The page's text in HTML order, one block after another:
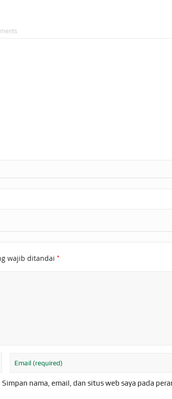
wajib ditandai *
Simpan nama, email, dan situs web saya pada